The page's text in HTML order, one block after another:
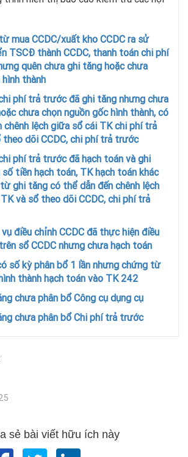
mua CCDC/xuất kho CCDC ra sử
TSCĐ thành CCDC, thanh toán chi phí
quên chưa ghi tăng hoặc chưa
thành
phí trả trước đã ghi tăng nhưng chưa
chưa chọn nguồn gốc hình thành, có
chênh lệch giữa sổ cái TK chi phí trả
dõi CCDC, chi phí trả trước
phí trả trước đã hạch toán và ghi
tiền hạch toán, TK hạch toán khác
ghi tăng có thể dẫn đến chênh lệch
và sổ theo dõi CCDC, chi phí trả
điều chỉnh CCDC đã thực hiện điều
sổ CCDC nhưng chưa hạch toán
số kỳ phân bổ 1 lần nhưng chứng từ
thành hạch toán vào TK 242
chưa phân bổ Công cụ dụng cụ
chưa phân bổ Chi phí trả trước
sẻ bài viết hữu ích này